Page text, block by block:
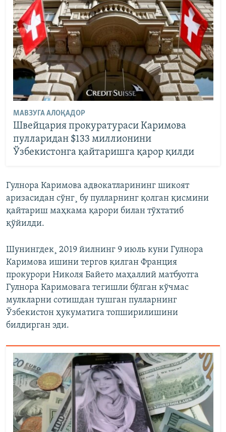
МАВЗУГА АЛОҚАДОР
Швейцария прокуратураси Каримова
пулларидан $133 миллионини
Ўзбекистонга қайтаришга қарор қилди
Гулнора Каримова адвокатларининг шикоят
аризасидан сўнг¸ бу пулларнинг қолган қисмини
қайтариш маҳкама қарори билан тўхтатиб
қўйилди.
Шунингдек¸ 2019 йилнинг 9 июль куни Гулнора
Каримова ишини тергов қилган Франция
прокурори Николя Байето маҳаллий матбуотга
Гулнора Каримовага тегишли бўлган кўчмас
мулкларни сотишдан тушган пулларнинг
Ўзбекистон ҳукуматига топширилишини
билдирган эди.